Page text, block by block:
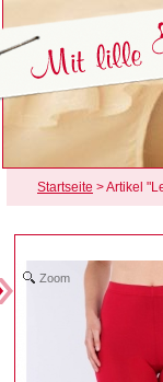
Startseite > Artikel
Zoom